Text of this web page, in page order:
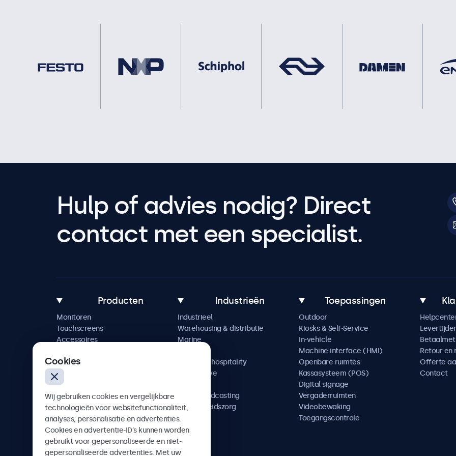
Hulp of advies nodig? Direct
contact met een specialist.
Producten
Monitoren
Touchscreens
Accessoires
Industrieën
Industrieel
Warehousing & distributie
Marine
Horeca & hospitality
Automotive
AV & Broadcasting
Gezondheidszorg
Toepassingen
Outdoor
Kiosks & Self-Service
In-vehicle
Machine interface (HMI)
Openbare ruimtes
Kassasysteem (POS)
Digital signage
Vergaderruimten
Videobewaking
Toegangscontrole
Retour en
Offerte
Contact
Cookies
Wij gebruiken cookies en vergelijkbare
technologieën voor websitefunctionaliteit,
analyses, personalisatie en advertenties.
Cookies en advertentie-ID’s kunnen worden
gebruikt voor gepersonaliseerde en niet-
gepersonaliseerde advertenties. Met uw